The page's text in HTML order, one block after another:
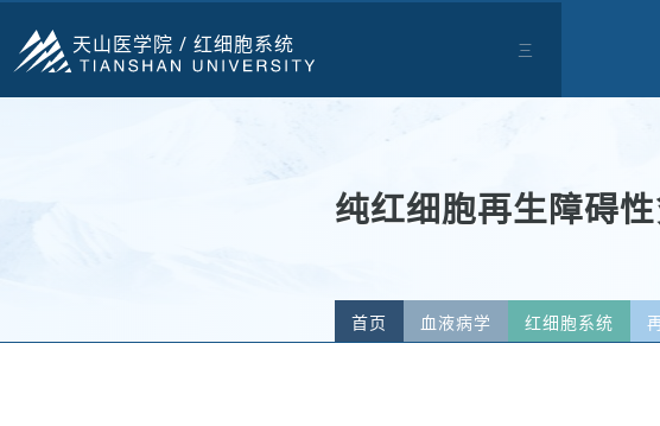
天山医学院 / 红细胞系统 三
纯红细胞再生障碍
首页 血液病学 红细胞系统